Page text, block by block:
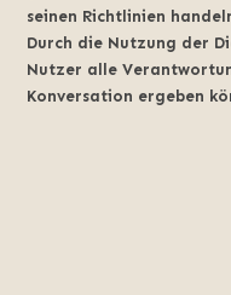
seinen Richtlinien
Durch die Nutzung der
Nutzer alle
Konversation ergeben